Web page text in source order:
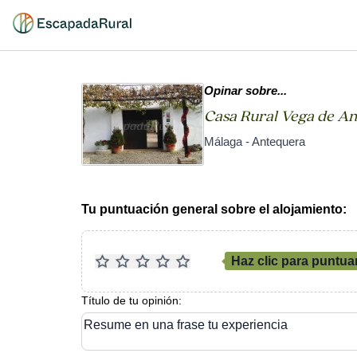
Opinar sobre...
Casa Rural Vega de
Málaga - Antequera
Tu puntuación general sobre el alojamiento:
Haz clic para
Título de tu opinión:
Resume en una frase tu experiencia